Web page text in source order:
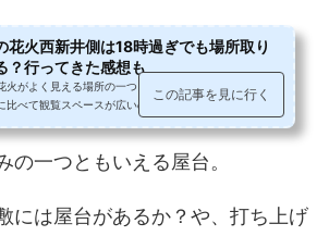
花火西新井側は18時過ぎでも場所取り
？行ってきた感想も
火がよく見える場所の一つ、荒川河川敷の西新井側。北
比べて観覧スペースが広いのも魅力の一つです。18時過
この記事を見に行く
の一つともいえる屋台。
には屋台があるか？や、打ち上げ